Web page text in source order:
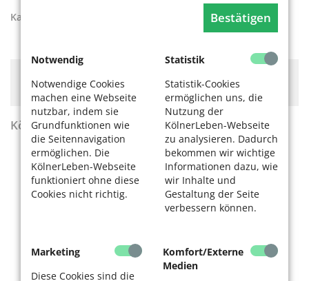
Bestätigen
Notwendig
Notwendige Cookies
machen eine Webseite
nutzbar, indem sie
Grundfunktionen wie
die Seitennavigation
ermöglichen. Die
KölnerLeben-Webseite
funktioniert ohne diese
Cookies nicht richtig.
Statistik
Statistik-Cookies
ermöglichen uns, die
Nutzung der
KölnerLeben-Webseite
zu analysieren. Dadurch
bekommen wir wichtige
Informationen dazu, wie
wir Inhalte und
Gestaltung der Seite
verbessern können.
Marketing
Diese Cookies sind die
Komfort/Externe
Medien
Kategorien:
finanzieren. Bitte akzeptieren Sie dieCookie-Meldung
KölnerLeben Sommer 2026